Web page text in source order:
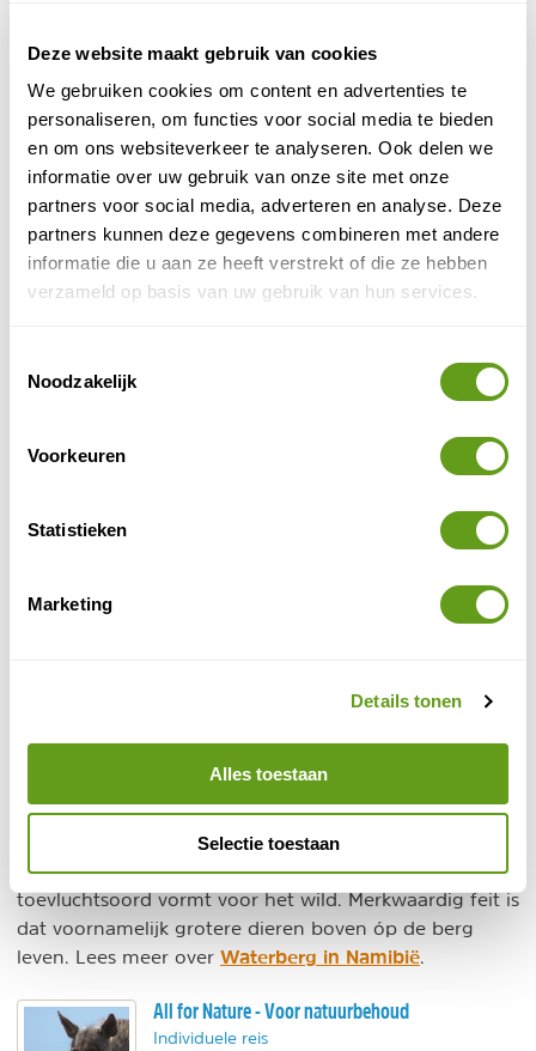
Deze website maakt gebruik van cookies
We gebruiken cookies om content en advertenties te
personaliseren, om functies voor social media te bieden
en om ons websiteverkeer te analyseren. Ook delen we
informatie over uw gebruik van onze site met onze
partners voor social media, adverteren en analyse. Deze
partners kunnen deze gegevens combineren met andere
informatie die u aan ze heeft verstrekt of die ze hebben
verzameld op basis van uw gebruik van hun services.
Noodzakelijk
Voorkeuren
Statistieken
Marketing
Details tonen
Alles toestaan
Selectie toestaan
Hoanib
Skeleleton
coast. Dit is een van de droogste plekken op aarde,
ontstaat, waar de natuur lang op kan teren. Er
komen zeldzame dieren voor, zoals de woestijnolifant
6. Waterberg
In het overwegend dorre woestijnlandschap van
Namibië is Waterberg een unieke bezienswaardigheid.
Deze losstaande rode rotsformatie torent uit boven
een groen en vruchtbaar landschap, wat een
toevluchtsoord vormt voor het wild. Merkwaardig feit is
dat voornamelijk grotere dieren boven óp de berg
leven. Lees meer over Waterberg in Namibië.
All for Nature - Voor natuurbehoud
Individuele reis